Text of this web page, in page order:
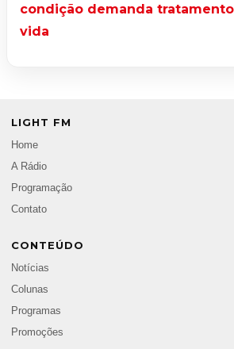
condição demanda
vida
LIGHT FM
Home
A Rádio
Programação
Contato
CONTEÚDO
Notícias
Colunas
Programas
Promoções